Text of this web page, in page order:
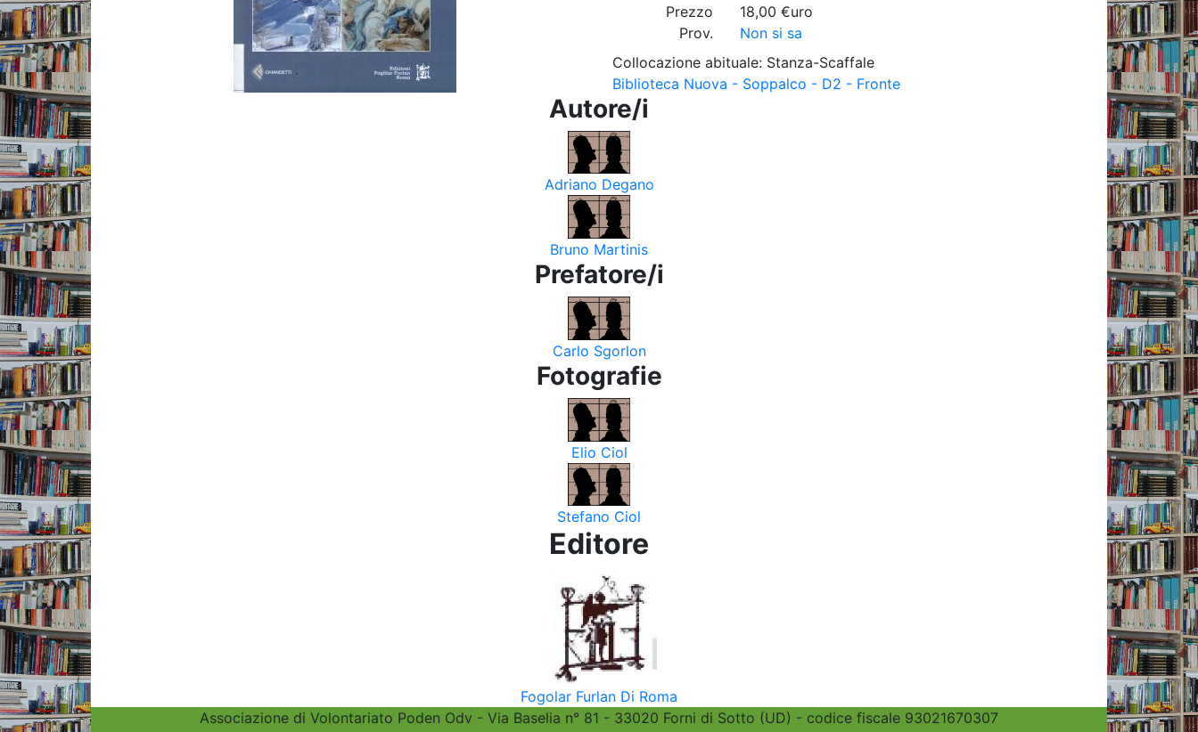
Prezzo
18,00 €uro
Prov.
Non si sa
Collocazione abituale: Stanza-Scaffale
Biblioteca Nuova - Soppalco - D2 - Fronte
Autore/i
Adriano Degano
Bruno Martinis
Prefatore/i
Carlo Sgorlon
Fotografie
Elio Ciol
Stefano Ciol
Editore
Fogolar Furlan Di Roma
Associazione di Volontariato Poden Odv - Via Baselia n° 81 - 33020 Forni di Sotto (UD) - codice fiscale 93021670307